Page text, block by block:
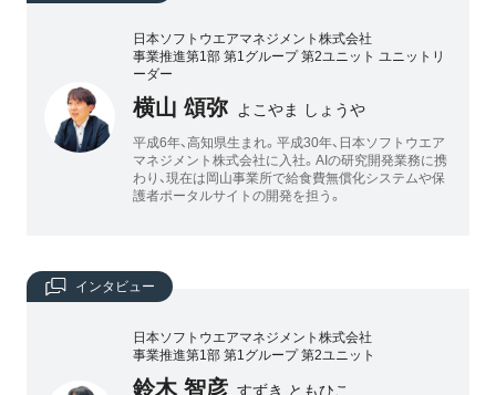
日本ソフトウエアマネジメント株式会社
事業推進第1部 第1グループ 第2ユニット ユニットリ
ーダー
横山 頌弥 よこやま しょうや
平成6年、高知県生まれ。平成30年、日本ソフトウエア
マネジメント株式会社に入社。AIの研究開発業務に携
わり、現在は岡山事業所で給食費無償化システムや保
護者ポータルサイトの開発を担う。
インタビュー
日本ソフトウエアマネジメント株式会社
事業推進第1部 第1グループ 第2ユニット
鈴木 智彦 すずき ともひこ